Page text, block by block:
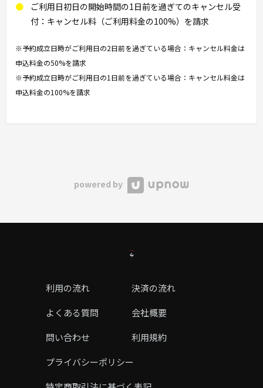
ご利用日初日の開始時間の1日前を過ぎてのキャンセル受
付：キャンセル料（ご利用料金の100%）を請求
※予約成立日時がご利用日の2日前を過ぎている場合：キャンセル料金は
申込料金の50%を請求
※予約成立日時がご利用日の1日前を過ぎている場合：キャンセル料金は
申込料金の100%を請求
powered by
利用の流れ
決済の流れ
よくある質問
会社概要
問い合わせ
利用規約
プライバシーポリシー